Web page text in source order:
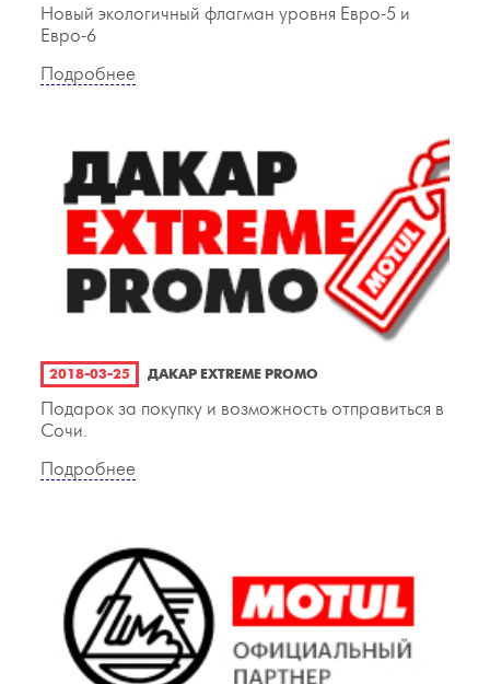
Новый экологичный флагман уровня Евро-5 и
Евро-6
Подробнее
2018-03-25 ДАКАР EXTREME PROMO
Подарок за покупку и возможность отправиться в
Сочи.
Подробнее